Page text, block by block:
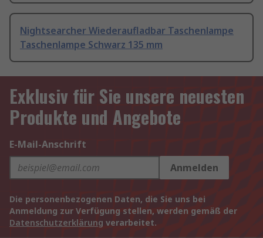
Nightsearcher Wiederaufladbar Taschenlampe
Taschenlampe Schwarz 135 mm
Exklusiv für Sie unsere neuesten
Produkte und Angebote
E-Mail-Anschrift
Anmelden
Die personenbezogenen Daten, die Sie uns bei
Anmeldung zur Verfügung stellen, werden gemäß der
Datenschutzerklärung verarbeitet.